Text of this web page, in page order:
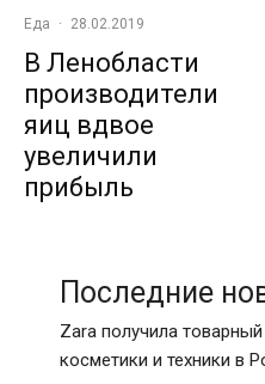
Еда · 28.02.2019
В Ленобласти
производители
яиц вдвое
увеличили
прибыль
Последние
Zara получила
косметики и техники в